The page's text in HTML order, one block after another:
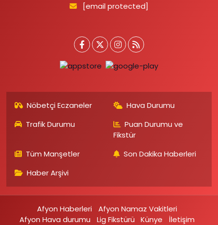
[email protected]
Nöbetçi Eczaneler
Hava Durumu
Trafik Durumu
Puan Durumu ve
Fikstür
Tüm Manşetler
Son Dakika Haberleri
Haber Arşivi
Afyon Haberleri
Afyon Namaz Vakitleri
Afyon Hava durumu
Lig Fikstürü Künye İletişim